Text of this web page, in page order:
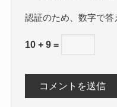
数字で答
10 + 9 =